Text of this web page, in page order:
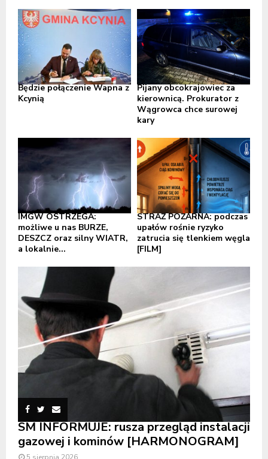
Będzie połączenie Wapna z
Kcynią
Pijany obcokrajowiec za
kierownicą. Prokurator z
Wągrowca chce surowej
kary
IMGW OSTRZEGA:
możliwe u nas BURZE,
DESZCZ oraz silny WIATR,
a lokalnie...
STRAŻ POŻARNA: podczas
upałów rośnie ryzyko
zatrucia się tlenkiem węgla
[FILM]
SM INFORMUJE: rusza przegląd instalacji
gazowej i kominów [HARMONOGRAM]
5 sierpnia 2026